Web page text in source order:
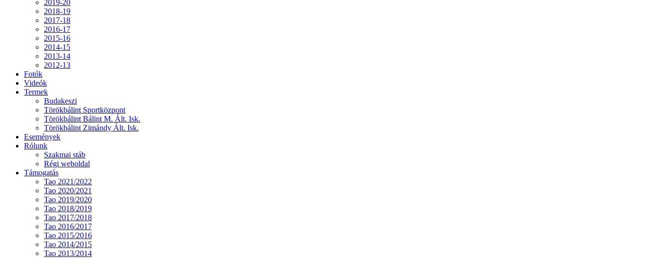
2019-20
2018-19
2017-18
2016-17
2015-16
2014-15
2013-14
2012-13
Fotók
Videók
Termek
Budakeszi
Törökbálint Sportközpont
Törökbálint Bálint M. Ált. Isk.
Törökbálint Zimándy Ált. Isk.
Események
Rólunk
Szakmai stáb
Régi weboldal
Támogatás
Tao 2021/2022
Tao 2020/2021
Tao 2019/2020
Tao 2018/2019
Tao 2017/2018
Tao 2016/2017
Tao 2015/2016
Tao 2014/2015
Tao 2013/2014